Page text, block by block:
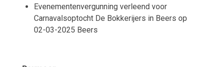
Evenementenvergunning verleend voor
Carnavalsoptocht De Bokkerijers in Beers op
02-03-2025 Beers